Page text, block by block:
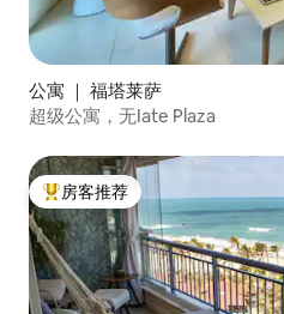
公寓 ｜ 福塔莱萨
超级公寓，无Iate Plaza
热门「房客推荐」
房客推荐